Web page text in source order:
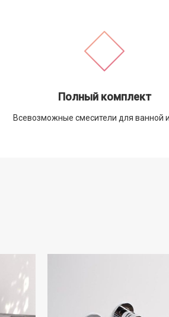
Полный комплект
Всевозможные смесители для ванной и